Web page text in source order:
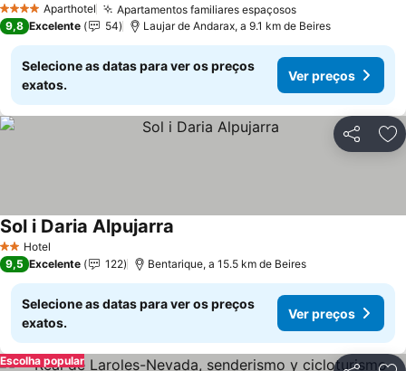
4 EstrelasAparthotel Apartamentos familiares espaçosos
9,8 Excelente 54 Laujar de Andarax, a 9.1 km de Beires
Selecione as datas para ver os preços
exatos.
Ver preços
Partilhar
2 Estrelas
Hotel
Sol i Daria Alpujarra
9,5 Excelente 122 Bentarique, a 15.5 km de Beires
Selecione as datas para ver os preços
exatos.
Ver preços
Escolha popular